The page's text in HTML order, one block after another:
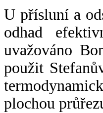
U přísluní a
odhad
uvažováno
použit
plochou